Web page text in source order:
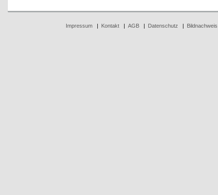
Impressum| Kontakt| AGB| Datenschutz Bildnachweis